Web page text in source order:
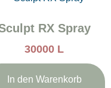
RX Spray
30000 L
In den Warenkorb